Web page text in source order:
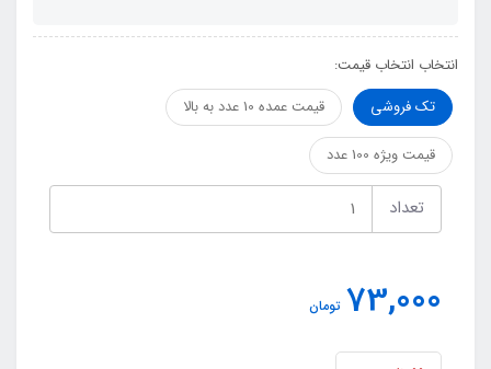
انتخاب انتخاب قیمت:
تک فروشی
قیمت عمده 10 عدد به بالا
قیمت ویژه 100 عدد
تعداد
73,000 تومان